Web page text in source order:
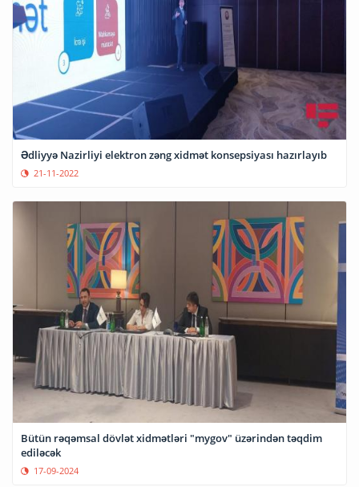
Ədliyyə Nazirliyi elektron zəng xidmət konsepsiyası hazırlayıb
21-11-2022
Bütün rəqəmsal dövlət xidmətləri "mygov" üzərindən təqdim
ediləcək
17-09-2024